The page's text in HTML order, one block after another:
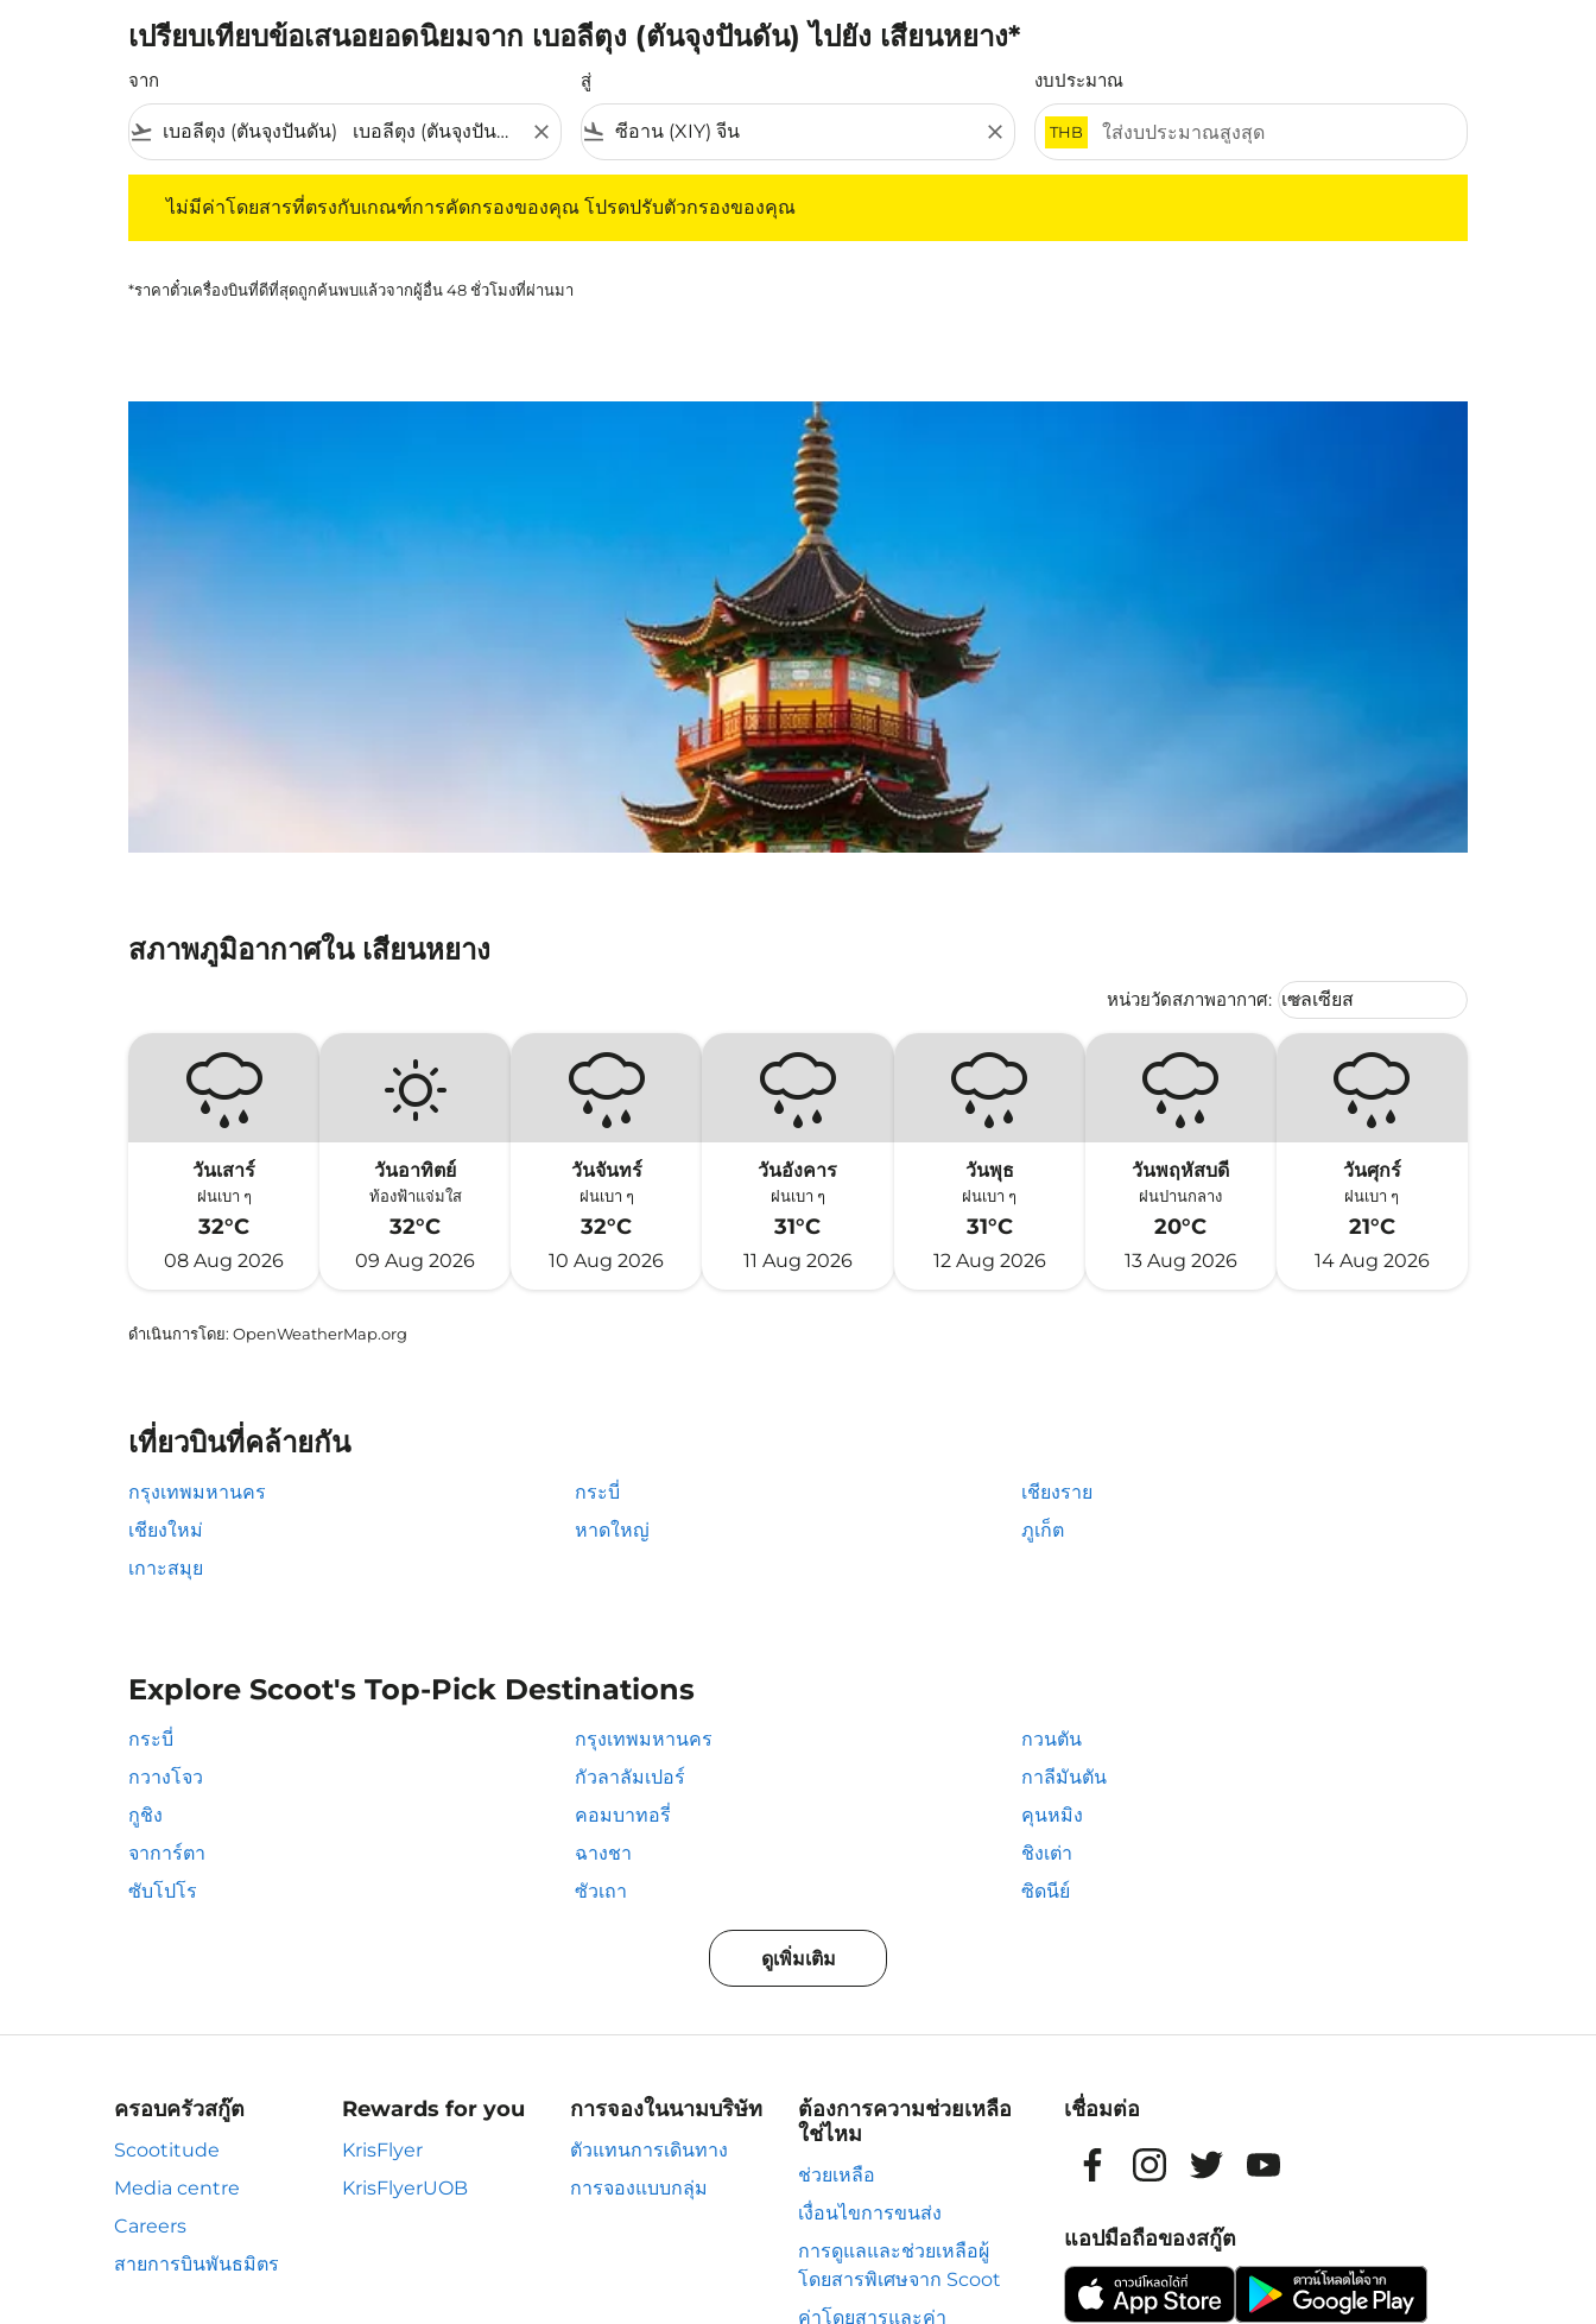
เปรียบเทียบข้อเสนอยอดนิยมจาก เบอลีตุง (ตันจุงปันดัน) ไปยัง เสียนหยาง*
จาก
flight_takeoff close
สู่
flight_land close
งบประมาณ
THB
ไม่มีค่าโดยสารที่ตรงกับเกณฑ์การคัดกรองของคุณ โปรดปรับตัวกรองของคุณ
*ราคาตั๋วเครื่องบินที่ดีที่สุดถูกค้นพบแล้วจากผู้อื่น 48 ชั่วโมงที่ผ่านมา
สภาพภูมิอากาศใน เสียนหยาง
หน่วยวัดสภาพอากาศ: Weather unit option เซลเซียส
เซลเซียส
keyboard_arrow_down
วันเสาร์
ฝนเบา ๆ
32°C
08 Aug 2026
วันอาทิตย์
ท้องฟ้าแจ่มใส
32°C
09 Aug 2026
วันจันทร์
ฝนเบา ๆ
32°C
10 Aug 2026
วันอังคาร
ฝนเบา ๆ
31°C
11 Aug 2026
วันพุธ
ฝนเบา ๆ
31°C
12 Aug 2026
วันพฤหัสบดี
ฝนปานกลาง
20°C
13 Aug 2026
วันศุกร์
ฝนเบา ๆ
21°C
14 Aug 2026
ดำเนินการโดย: OpenWeatherMap.org
เที่ยวบินที่คล้ายกัน
กรุงเทพมหานคร กระบี่
เชียงราย
เชียงใหม่
หาดใหญ่
ภูเก็ต
เกาะสมุย
Explore Scoot's Top-Pick Destinations
กระบี่ กรุงเทพมหานคร
กวนตัน
กวางโจว
กัวลาลัมเปอร์
กาลีมันตัน
กูชิง
คอมบาทอรี่
คุนหมิง
จาการ์ตา
ฉางชา
ชิงเต่า
ซับโปโร
ซัวเถา ซิดนีย์
ดูเพิ่มเติม
ครอบครัวสกู๊ต
Scootitude
Media centre
Careers
สายการบินพันธมิตร
Rewards for you
KrisFlyer
KrisFlyerUOB
การจองในนามบริษัท
ตัวแทนการเดินทาง
การจองแบบกลุ่ม
ต้องการความช่วยเหลือ
ใช่ไหม
ช่วยเหลือ
เงื่อนไขการขนส่ง
การดูแลและช่วยเหลือผู้
โดยสารพิเศษจาก Scoot
ค่าโดยสารและค่า
เชื่อมต่อ
แอปมือถือของสกู๊ต